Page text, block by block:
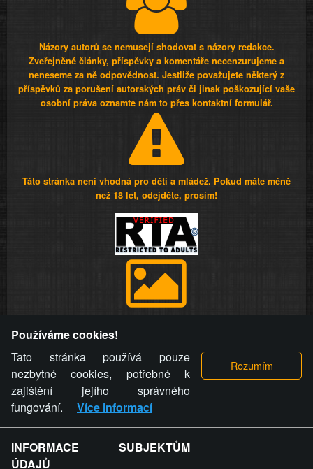
Názory autorů se nemusejí shodovat s názory redakce.
Zveřejněné články, příspěvky a komentáře necenzurujeme a
neneseme za ně odpovědnost. Jestliže považujete některý z
příspěvků za porušení autorských práv či jinak poškozující vaše
osobní práva oznamte nám to přes kontaktní formulář.
Táto stránka není vhodná pro děti a mládež. Pokud máte méně
než 18 let, odejděte, prosím!
videa a komentáře. Osoba, které se toto opatření provozovatele
stránky týče, ani osoba, která umístila fotografii nebo video na
stránku, nemůže z důvodu odstranění fotografie, videa nebo
komentáře pro výše uvedenou okolnost uplatnit vůči
provozovateli stránky žádný nárok na náhradu škody nebo
nemajetkové újmy.
ZVRÁCENÝ.CZ - Svět není zvrácenej. To jen
Používáme cookies!
Tato stránka používá pouze
nezbytné cookies, potřebné k
zajištění jejího správného
fungování.
Více informací
INFORMACE SUBJEKTŮM
ÚDAJŮ